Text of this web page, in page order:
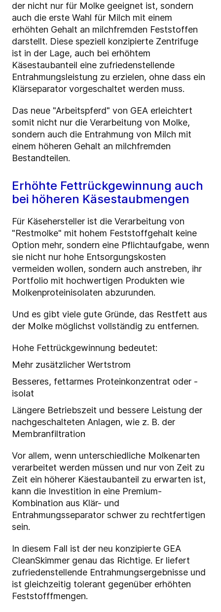
der nicht nur für Molke geeignet ist, sondern
auch die erste Wahl für Milch mit einem
erhöhten Gehalt an milchfremden Feststoffen
darstellt. Diese speziell konzipierte Zentrifuge
ist in der Lage, auch bei erhöhtem
Käsestaubanteil eine zufriedenstellende
Entrahmungsleistung zu erzielen, ohne dass ein
Klärseparator vorgeschaltet werden muss.
Das neue "Arbeitspferd" von GEA erleichtert
somit nicht nur die Verarbeitung von Molke,
sondern auch die Entrahmung von Milch mit
einem höheren Gehalt an milchfremden
Bestandteilen.
Erhöhte Fettrückgewinnung auch
bei höheren Käsestaubmengen
Für Käsehersteller ist die Verarbeitung von
"Restmolke" mit hohem Feststoffgehalt keine
Option mehr, sondern eine Pflichtaufgabe, wenn
sie nicht nur hohe Entsorgungskosten
vermeiden wollen, sondern auch anstreben, ihr
Portfolio mit hochwertigen Produkten wie
Molkenproteinisolaten abzurunden.
Und es gibt viele gute Gründe, das Restfett aus
der Molke möglichst vollständig zu entfernen.
Hohe Fettrückgewinnung bedeutet:
Mehr zusätzlicher Wertstrom
Besseres, fettarmes Proteinkonzentrat oder -
isolat
Längere Betriebszeit und bessere Leistung der
nachgeschalteten Anlagen, wie z. B. der
Membranfiltration
Vor allem, wenn unterschiedliche Molkenarten
verarbeitet werden müssen und nur von Zeit zu
Zeit ein höherer Käestaubanteil zu erwarten ist,
kann die Investition in eine Premium-
Kombination aus Klär- und
Entrahmungsseparator schwer zu rechtfertigen
sein.
In diesem Fall ist der neu konzipierte GEA
CleanSkimmer genau das Richtige. Er liefert
zufriedenstellende Entrahmungsergebnisse und
ist gleichzeitig tolerant gegenüber erhöhten
Feststofffmengen.